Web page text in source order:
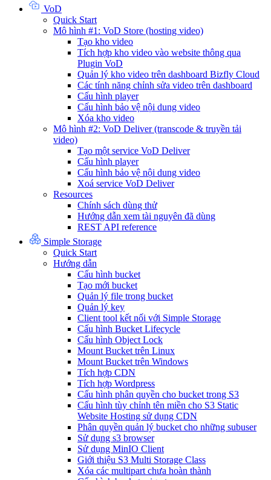
VoD
Quick Start
Mô hình #1: VoD Store (hosting video)
Tạo kho video
Tích hợp kho video vào website thông qua
Plugin VoD
Quản lý kho video trên dashboard Bizfly Cloud
Các tính năng chỉnh sửa video trên dashboard
Cấu hình player
Cấu hình bảo vệ nội dung video
Xóa kho video
Mô hình #2: VoD Deliver (transcode & truyền tải
video)
Tạo một service VoD Deliver
Cấu hình player
Cấu hình bảo vệ nội dung video
Xoá service VoD Deliver
Resources
Chính sách dùng thử
Hướng dẫn xem tài nguyên đã dùng
REST API reference
Simple Storage
Quick Start
Hướng dẫn
Cấu hình bucket
Tạo mới bucket
Quản lý file trong bucket
Quản lý key
Client tool kết nối với Simple Storage
Cấu hình Bucket Lifecycle
Cấu hình Object Lock
Mount Bucket trên Linux
Mount Bucket trên Windows
Tích hợp CDN
Tích hợp Wordpress
Cấu hình phân quyền cho bucket trong S3
Cấu hình tùy chỉnh tên miền cho S3 Static
Website Hosting sử dụng CDN
Phân quyền quản lý bucket cho những subuser
Sử dụng s3 browser
Sử dụng MinIO Client
Giới thiệu S3 Multi Storage Class
Xóa các multipart chưa hoàn thành